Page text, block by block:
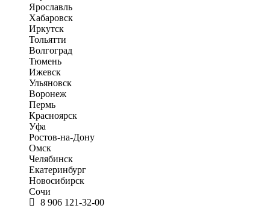
Ярославль
Хабаровск
Иркутск
Тольятти
Волгоград
Тюмень
Ижевск
Ульяновск
Воронеж
Пермь
Красноярск
Уфа
Ростов-на-Дону
Омск
Челябинск
Екатеринбург
Новосибирск
Сочи
8 906 121-32-00